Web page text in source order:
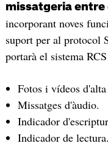
missatgeria entre
incorporant noves
suport per al protocol
portarà el sistema
Fotos i vídeos
Missatges d'àudio.
Indicador
Indicador de lectura.